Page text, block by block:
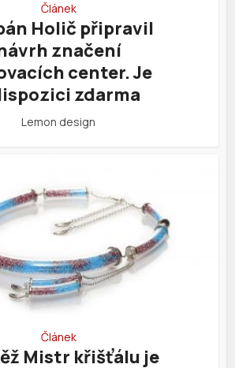
Článek
Holič připravil
značení
center. Je
zdarma
Lemon design
Článek
Mistr křišťálu je